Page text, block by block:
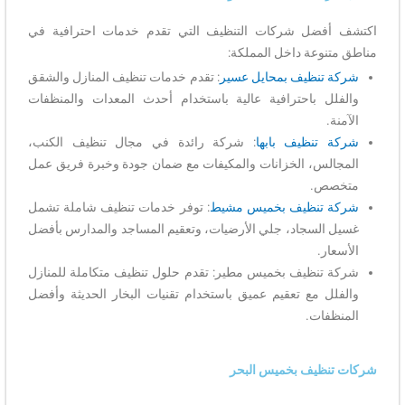
اكتشف أفضل شركات التنظيف التي تقدم خدمات احترافية في
مناطق متنوعة داخل المملكة:
شركة تنظيف بمحايل عسير: تقدم خدمات تنظيف المنازل والشقق
والفلل باحترافية عالية باستخدام أحدث المعدات والمنظفات
الآمنة.
شركة تنظيف بابها: شركة رائدة في مجال تنظيف الكنب،
المجالس، الخزانات والمكيفات مع ضمان جودة وخبرة فريق عمل
متخصص.
شركة تنظيف بخميس مشيط: توفر خدمات تنظيف شاملة تشمل
غسيل السجاد، جلي الأرضيات، وتعقيم المساجد والمدارس بأفضل
الأسعار.
شركة تنظيف بخميس مطير: تقدم حلول تنظيف متكاملة للمنازل
والفلل مع تعقيم عميق باستخدام تقنيات البخار الحديثة وأفضل
المنظفات.
شركات تنظيف بخميس البحر